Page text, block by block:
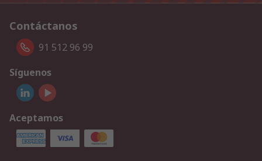
Contáctanos
91 512 96 99
Síguenos
Aceptamos